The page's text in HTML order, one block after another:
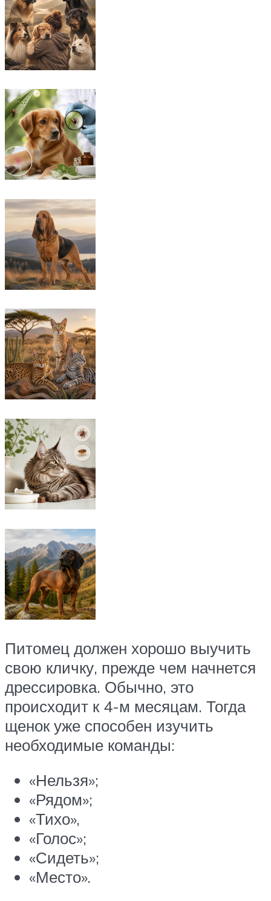
Питомец должен хорошо выучить
свою кличку, прежде чем начнется
дрессировка. Обычно, это
происходит к 4-м месяцам. Тогда
щенок уже способен изучить
необходимые команды:
«Нельзя»;
«Рядом»;
«Тихо»,
«Голос»;
«Сидеть»;
«Место».